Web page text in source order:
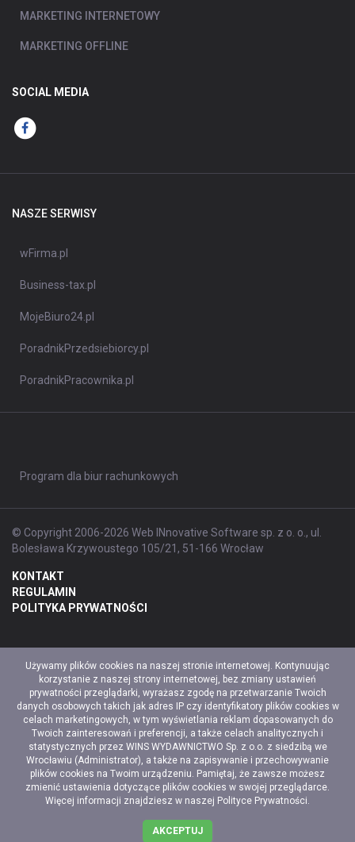
MARKETING INTERNETOWY
MARKETING OFFLINE
SOCIAL MEDIA
NASZE SERWISY
wFirma.pl
Business-tax.pl
MojeBiuro24.pl
PoradnikPrzedsiebiorcy.pl
PoradnikPracownika.pl
Program dla biur rachunkowych
© Copyright 2006-2026 Web INnovative Software sp. z o. o., ul.
Bolesława Krzywoustego 105/21, 51-166 Wrocław
KONTAKT
REGULAMIN
POLITYKA PRYWATNOŚCI
Używamy plików cookies na naszej stronie internetowej. Kontynuując
korzystanie z naszej strony internetowej, bez zmiany ustawień
prywatności przeglądarki, wyrażasz zgodę na przetwarzanie Twoich
danych osobowych takich jak adres IP czy identyfikatory plików cookies w
celach marketingowych, w tym wyświetlania reklam dopasowanych do
Twoich zainteresowań i preferencji, a także celach analitycznych i
statystycznych przez WINS WYDAWNICTWO Sp. z o.o. z siedzibą we
Wrocławiu (Administrator), a także na zapisywanie i przechowywanie
plików cookies na Twoim urządzeniu. Pamiętaj, że zawsze możesz
zmienić ustawienia dotyczące plików cookies w swojej przeglądarce.
Więcej informacji znajdziesz w naszej Polityce Prywatności.
AKCEPTUJ